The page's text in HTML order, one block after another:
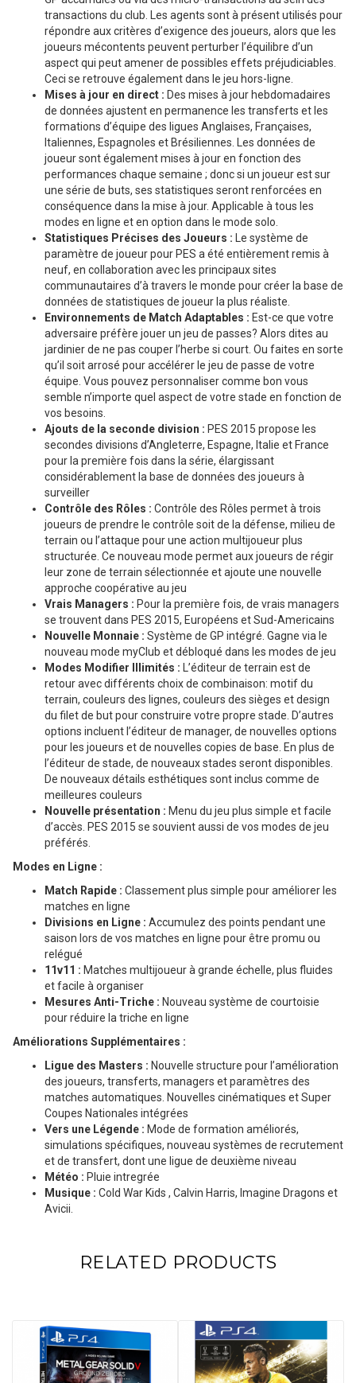
transactions du club. Les agents sont à présent utilisés pour
répondre aux critères d’exigence des joueurs, alors que les
joueurs mécontents peuvent perturber l’équilibre d’un
aspect qui peut amener de possibles effets préjudiciables.
Ceci se retrouve également dans le jeu hors-ligne.
Mises à jour en direct : Des mises à jour hebdomadaires
de données ajustent en permanence les transferts et les
formations d’équipe des ligues Anglaises, Françaises,
Italiennes, Espagnoles et Brésiliennes. Les données de
joueur sont également mises à jour en fonction des
performances chaque semaine ; donc si un joueur est sur
une série de buts, ses statistiques seront renforcées en
conséquence dans la mise à jour. Applicable à tous les
modes en ligne et en option dans le mode solo.
Statistiques Précises des Joueurs : Le système de
paramètre de joueur pour PES a été entièrement remis à
neuf, en collaboration avec les principaux sites
communautaires d’à travers le monde pour créer la base de
données de statistiques de joueur la plus réaliste.
Environnements de Match Adaptables : Est-ce que votre
adversaire préfère jouer un jeu de passes? Alors dites au
jardinier de ne pas couper l’herbe si court. Ou faites en sorte
qu’il soit arrosé pour accélérer le jeu de passe de votre
équipe. Vous pouvez personnaliser comme bon vous
semble n’importe quel aspect de votre stade en fonction de
vos besoins.
Ajouts de la seconde division : PES 2015 propose les
secondes divisions d’Angleterre, Espagne, Italie et France
pour la première fois dans la série, élargissant
considérablement la base de données des joueurs à
surveiller
Contrôle des Rôles : Contrôle des Rôles permet à trois
joueurs de prendre le contrôle soit de la défense, milieu de
terrain ou l’attaque pour une action multijoueur plus
structurée. Ce nouveau mode permet aux joueurs de régir
leur zone de terrain sélectionnée et ajoute une nouvelle
approche coopérative au jeu
Vrais Managers : Pour la première fois, de vrais managers
se trouvent dans PES 2015, Européens et Sud-Americains
Nouvelle Monnaie : Système de GP intégré. Gagne via le
nouveau mode myClub et débloqué dans les modes de jeu
Modes Modifier Illimités : L’éditeur de terrain est de
retour avec différents choix de combinaison: motif du
terrain, couleurs des lignes, couleurs des sièges et design
du filet de but pour construire votre propre stade. D’autres
options incluent l’éditeur de manager, de nouvelles options
pour les joueurs et de nouvelles copies de base. En plus de
l’éditeur de stade, de nouveaux stades seront disponibles.
De nouveaux détails esthétiques sont inclus comme de
meilleures couleurs
Nouvelle présentation : Menu du jeu plus simple et facile
d’accès. PES 2015 se souvient aussi de vos modes de jeu
préférés.
Modes en Ligne :
Match Rapide : Classement plus simple pour améliorer les
matches en ligne
Divisions en Ligne : Accumulez des points pendant une
saison lors de vos matches en ligne pour être promu ou
relégué
11v11 : Matches multijoueur à grande échelle, plus fluides
et facile à organiser
Mesures Anti-Triche : Nouveau système de courtoisie
pour réduire la triche en ligne
Améliorations Supplémentaires :
Ligue des Masters : Nouvelle structure pour l’amélioration
des joueurs, transferts, managers et paramètres des
matches automatiques. Nouvelles cinématiques et Super
Coupes Nationales intégrées
Vers une Légende : Mode de formation améliorés,
simulations spécifiques, nouveau systèmes de recrutement
et de transfert, dont une ligue de deuxième niveau
Météo : Pluie intregrée
Musique : Cold War Kids , Calvin Harris, Imagine Dragons et
Avicii.
RELATED PRODUCTS